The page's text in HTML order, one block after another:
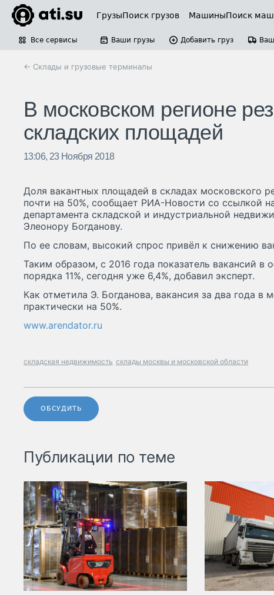
ГрузыПоиск грузов МашиныПоиск
Все сервисы Ваши грузы Добавить груз
← Склады и грузовые терминалы
В московском регионе
складских площадей
13:06, 23 Ноября 2018
Доля вакантных площадей в складах московского
почти на 50%, сообщает РИА-Новости со ссылкой
департамента складской и индустриальной
Элеонору Богданову.
По ее словам, высокий спрос привёл к снижению
Таким образом, с 2016 года показатель вакансий в
порядка 11%, сегодня уже 6,4%, добавил эксперт.
Как отметила Э. Богданова, вакансия за два года в
практически на 50%.
www.arendator.ru
складская недвижимость склады москвы и московской области
ОБСУДИТЬ
Публикации по теме